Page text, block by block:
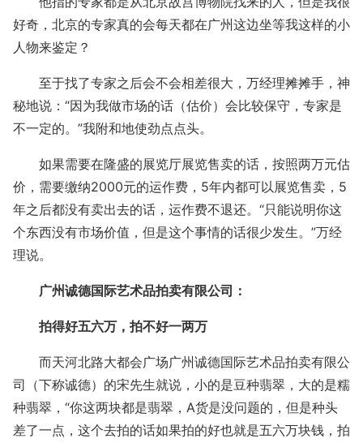
好奇，北京的专家真的会每天都在广州这边坐等我这样的小
人物来鉴定？
至于找了专家之后会不会相差很大，万经理摊摊手，神
秘地说：“因为我做市场的话（估价）会比较保守，专家是
不一定的。”我附和地使劲点点头。
如果需要在隆盛的展览厅展览售卖的话，按照两万元估
价，需要缴纳2000元的运作费，5年内都可以展览售卖，5
年之后都没有卖出去的话，运作费不退还。“只能说明你这
个东西没有市场价值，但是这个事情的话很少发生。”万经
理说。
广州诚德国际艺术品拍卖有限公司：
拍得好五六万，拍不好一两万
而天河北路大都会广场广州诚德国际艺术品拍卖有限公
司（下称诚德）的宋先生就说，小的是豆种翡翠，大的是糯
种翡翠，“你这两块都是翡翠，A货是没问题的，但是种头
差了一点，这个去拍的话如果拍的好也就是五六万块钱，拍